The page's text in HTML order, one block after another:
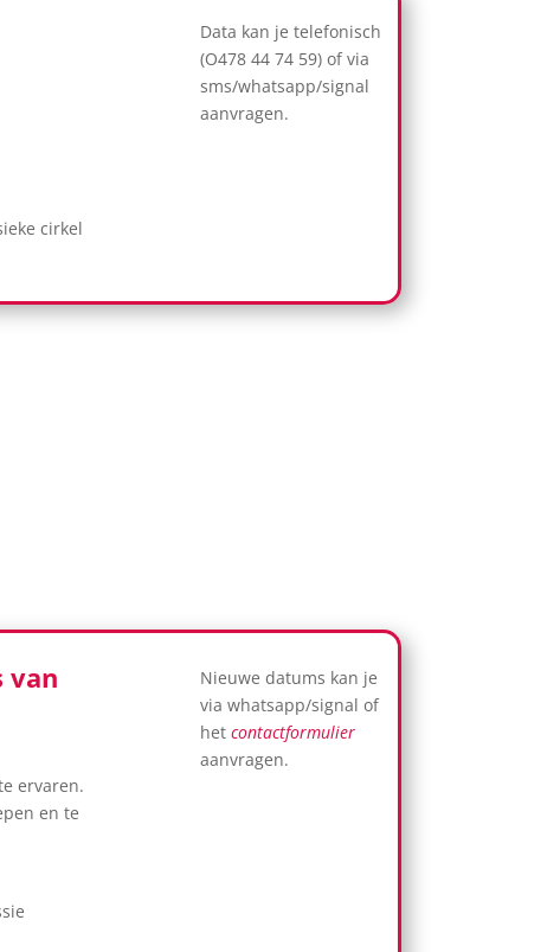
: €30,-
cirkel
Data kan je telefonisch
(O478 44 74 59) of via
sms/whatsapp/signal
aanvragen.
van
ervaren.
en te
Nieuwe datums kan je
via whatsapp/signal of
het contactformulier
aanvragen.